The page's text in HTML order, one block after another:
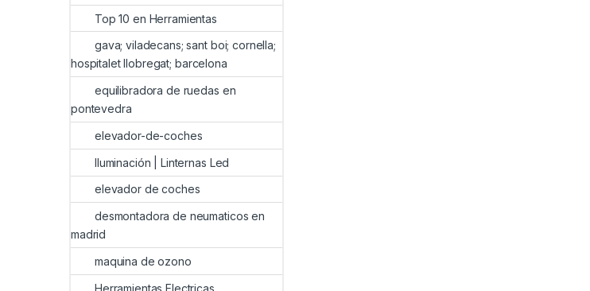
Top 10 en Herramientas
gava; viladecans; sant boi; cornella;
hospitalet llobregat; barcelona
equilibradora de ruedas en
pontevedra
elevador-de-coches
Iluminación | Linternas Led
elevador de coches
desmontadora de neumaticos en
madrid
maquina de ozono
Herramientas Electricas